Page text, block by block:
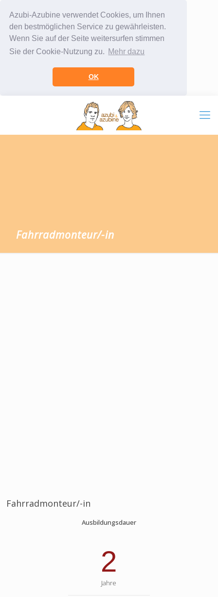
Azubi-Azubine verwendet Cookies, um Ihnen
den bestmöglichen Service zu gewährleisten.
Wenn Sie auf der Seite weitersurfen stimmen
Sie der Cookie-Nutzung zu. Mehr dazu
OK
Fahrradmonteur/-in
Fahrradmonteur/-in
Ausbildungsdauer
2
Jahre